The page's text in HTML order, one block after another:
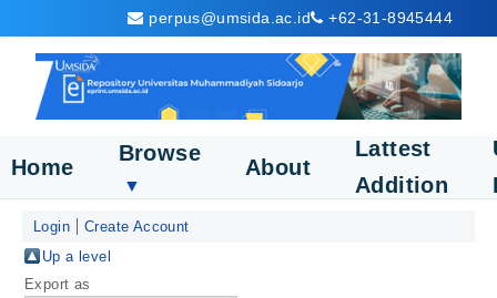
perpus@umsida.ac.id +62-31-8945444
Home
Browse
▼
About
Lattest
Addition
Login
Create Account
Up a level
Export as